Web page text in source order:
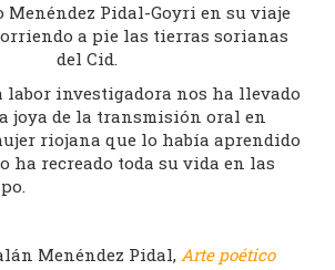
Pidal-Goyri en su viaje
a pie las tierras sorianas
del Cid.
labor investigadora nos ha llevado
joya de la transmisión oral en
riojana que lo había aprendido
ha recreado toda su vida en las
Menéndez Pidal, Arte poético